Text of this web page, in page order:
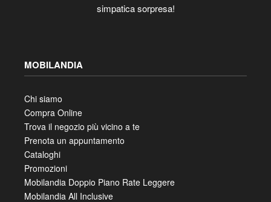
simpatica sorpresa!
MOBILANDIA
Chi siamo
Compra Online
Trova il negozio più vicino a te
Prenota un appuntamento
Cataloghi
Promozioni
Mobilandia Doppio Piano Rate Leggere
Mobilandia All Inclusive